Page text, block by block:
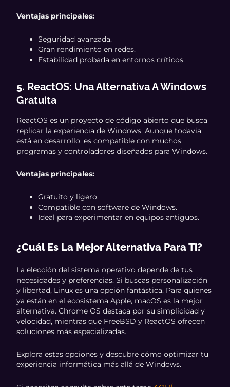
Ventajas principales:
Seguridad avanzada.
Gran rendimiento en redes.
Estabilidad probada en entornos críticos.
5. ReactOS: Una Alternativa A Windows
Gratuita
ReactOS es un proyecto de código abierto que busca
replicar la experiencia de Windows. Aunque todavía
está en desarrollo, es compatible con muchos
programas y controladores diseñados para Windows.
Ventajas principales:
Gratuito y ligero.
Compatible con software de Windows.
Ideal para experimentar en equipos antiguos.
¿Cuál Es La Mejor Alternativa Para Ti?
La elección del sistema operativo depende de tus
necesidades y preferencias. Si buscas personalización
y libertad, Linux es una opción fantástica. Para quienes
ya están en el ecosistema Apple, macOS es la mejor
alternativa. Chrome OS destaca por su simplicidad y
velocidad, mientras que FreeBSD y ReactOS ofrecen
soluciones más especializadas.
Explora estas opciones y descubre cómo optimizar tu
experiencia informática más allá de Windows.